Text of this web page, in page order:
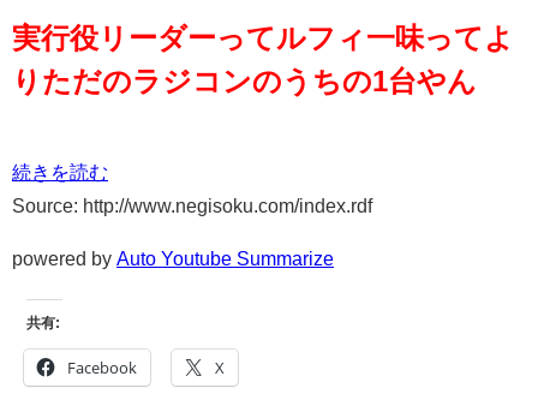
実行役リーダーってルフィ一味ってよ
りただのラジコンのうちの1台やん
続きを読む
Source: http://www.negisoku.com/index.rdf
powered by Auto Youtube Summarize
共有:
Facebook X